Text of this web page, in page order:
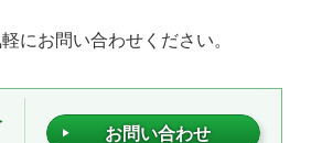
にお問い合わせください。
お問い合わせ